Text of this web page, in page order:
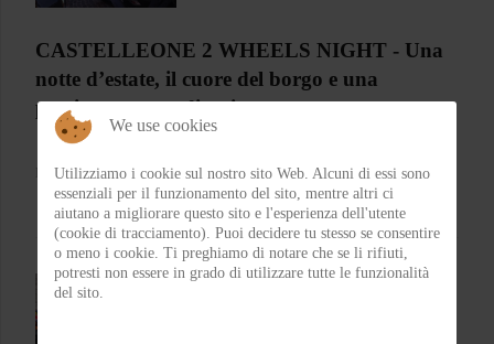
CASTELLEONE 2 WHEELS NIGHT - Una
notte d’estate, il cuore del borgo e una
passione capace di unire
FABIO BIANCHI ON 03-08-2026 08:10:57
We use cookies
Utilizziamo i cookie sul nostro sito Web. Alcuni di essi sono
essenziali per il funzionamento del sito, mentre altri ci
aiutano a migliorare questo sito e l'esperienza dell'utente
(cookie di tracciamento). Puoi decidere tu stesso se consentire
o meno i cookie. Ti preghiamo di notare che se li rifiuti,
potresti non essere in grado di utilizzare tutte le funzionalità
del sito.